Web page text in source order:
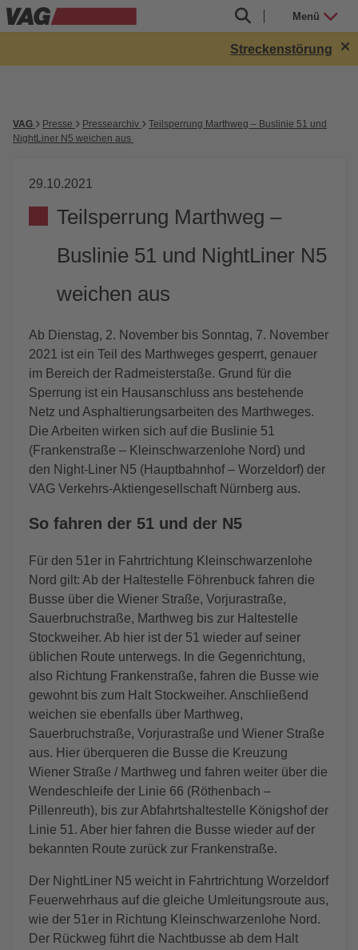
Menü
Streckenstörung in
VAG Presse Pressearchiv
Teilsperrung Marthweg – Buslinie 51 und
NightLiner N5 weichen aus
29.10.2021
Teilsperrung Marthweg –
Buslinie 51 und NightLiner N5
weichen aus
Ab Dienstag, 2. November bis Sonntag, 7. November
2021 ist ein Teil des Marthweges gesperrt, genauer
im Bereich der Radmeisterstaße. Grund für die
Sperrung ist ein Hausanschluss ans bestehende
Netz und Asphaltierungsarbeiten des Marthweges.
Die Arbeiten wirken sich auf die Buslinie 51
(Frankenstraße – Kleinschwarzenlohe Nord) und
den Night-Liner N5 (Hauptbahnhof – Worzeldorf) der
VAG Verkehrs-Aktiengesellschaft Nürnberg aus.
So fahren der 51 und der N5
Für den 51er in Fahrtrichtung Kleinschwarzenlohe
Nord gilt: Ab der Haltestelle Föhrenbuck fahren die
Busse über die Wiener Straße, Vorjurastraße,
Sauerbruchstraße, Marthweg bis zur Haltestelle
Stockweiher. Ab hier ist der 51 wieder auf seiner
üblichen Route unterwegs. In die Gegenrichtung,
also Richtung Frankenstraße, fahren die Busse wie
gewohnt bis zum Halt Stockweiher. Anschließend
weichen sie ebenfalls über Marthweg,
Sauerbruchstraße, Vorjurastraße und Wiener Straße
aus. Hier überqueren die Busse die Kreuzung
Wiener Straße / Marthweg und fahren weiter über die
Wendeschleife der Linie 66 (Röthenbach –
Pillenreuth), bis zur Abfahrtshaltestelle Königshof der
Linie 51. Aber hier fahren die Busse wieder auf der
bekannten Route zurück zur Frankenstraße.
Der NightLiner N5 weicht in Fahrtrichtung Worzeldorf
Feuerwehrhaus auf die gleiche Umleitungsroute aus,
wie der 51er in Richtung Kleinschwarzenlohe Nord.
Der Rückweg führt die Nachtbusse ab dem Halt